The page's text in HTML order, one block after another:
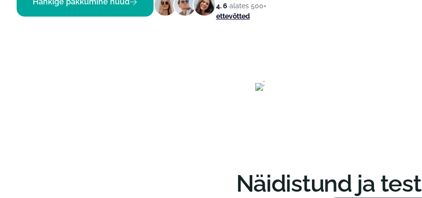
4. 6 alates 500+
ettevõtted
Näidistund ja test